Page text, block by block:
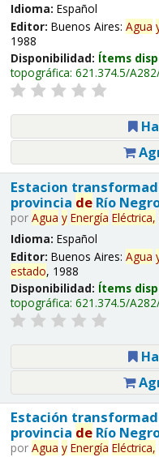
Idioma: Español
Editor: Buenos Aires: Agua
1988
Disponibilidad: Ítems
topográfica: 621.374.5/
Estacion
provincia deRío
por Agua y Energía Eléctrica,
Idioma: Español
Editor: Buenos Aires: Agua
estado, 1988
Disponibilidad: Ítems
topográfica: 621.374.5/
Estación
provincia deRío
por Agua y Energía Eléctrica,